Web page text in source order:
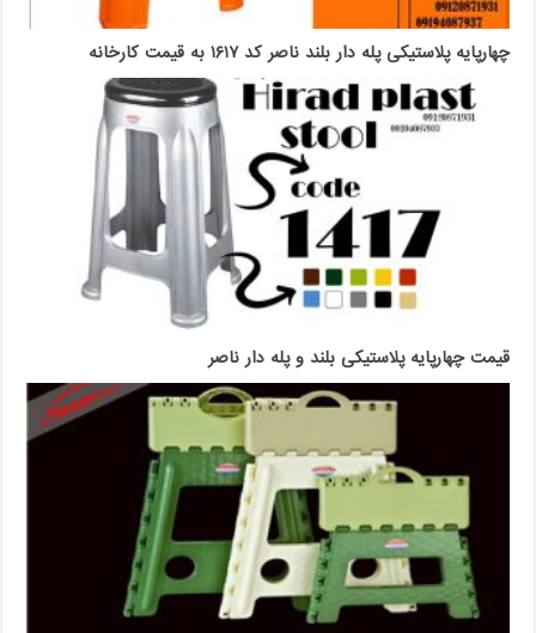
چهارپایه پلاستیکی پله دار بلند ناصر کد ۱۶۱۷ به قیمت کارخانه
قیمت چهارپایه پلاستیکی بلند و پله دار ناصر